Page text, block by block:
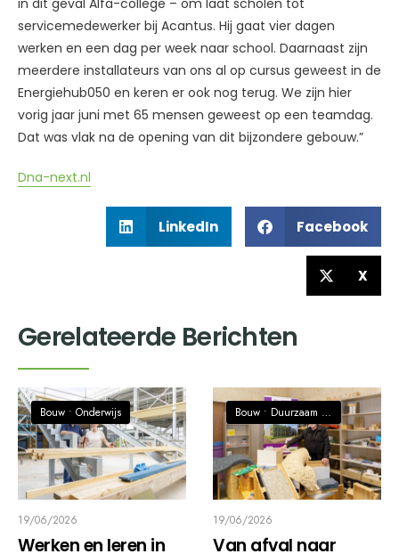
in dit geval Alfa-college – om laat scholen tot
servicemedewerker bij Acantus. Hij gaat vier dagen
werken en een dag per week naar school. Daarnaast zijn
meerdere installateurs van ons al op cursus geweest in de
Energiehub050 en keren er ook nog terug. We zijn hier
vorig jaar juni met 65 mensen geweest op een teamdag.
Dat was vlak na de opening van dit bijzondere gebouw.”
Dna-next.nl
LinkedIn Facebook
X
Gerelateerde Berichten
Bouw • Onderwijs
19/06/2026
Werken en leren in
Bouw • Duurzaam / Circulaire economie
19/06/2026
Van afval naar